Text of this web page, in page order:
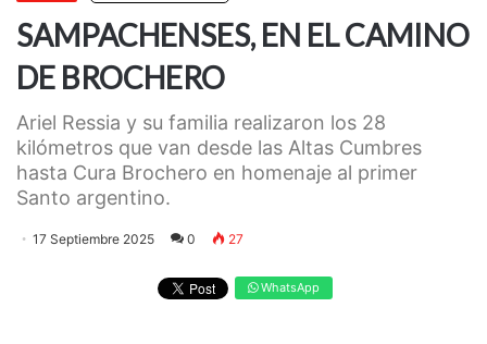
SAMPACHENSES, EN EL CAMINO
DE BROCHERO
Ariel Ressia y su familia realizaron los 28
kilómetros que van desde las Altas Cumbres
hasta Cura Brochero en homenaje al primer
Santo argentino.
17 Septiembre 2025 0 27
WhatsApp